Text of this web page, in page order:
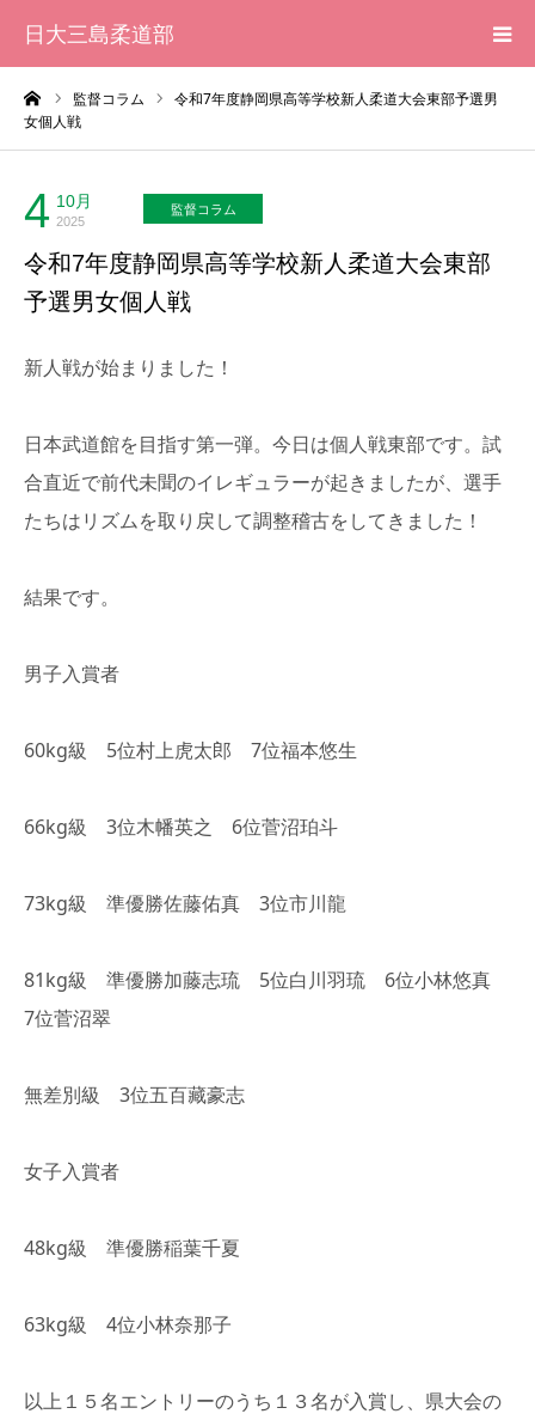
日大三島柔道部
監督コラム
令和7年度静岡県高等学校新人柔道大会東部予選男
女個人戦
4 10月
2025
監督コラム
令和7年度静岡県高等学校新人柔道大会東部
予選男女個人戦
新人戦が始まりました！
日本武道館を目指す第一弾。今日は個人戦東部です。試
合直近で前代未聞のイレギュラーが起きましたが、選手
たちはリズムを取り戻して調整稽古をしてきました！
結果です。
男子入賞者
60kg級 5位村上虎太郎 7位福本悠生
66kg級 3位木幡英之 6位菅沼珀斗
73kg級 準優勝佐藤佑真 3位市川龍
81kg級 準優勝加藤志琉 5位白川羽琉 6位小林悠真
7位菅沼翠
無差別級 3位五百藏豪志
女子入賞者
48kg級 準優勝稲葉千夏
63kg級 4位小林奈那子
以上１５名エントリーのうち１３名が入賞し、県大会の
HOME
大会記録
写真集
応援メッセージ一覧